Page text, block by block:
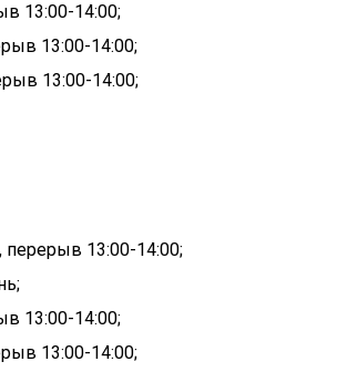
13:00-14:00;
13:00-14:00;
13:00-14:00;
перерыв 13:00-14:00;
13:00-14:00;
13:00-14:00;